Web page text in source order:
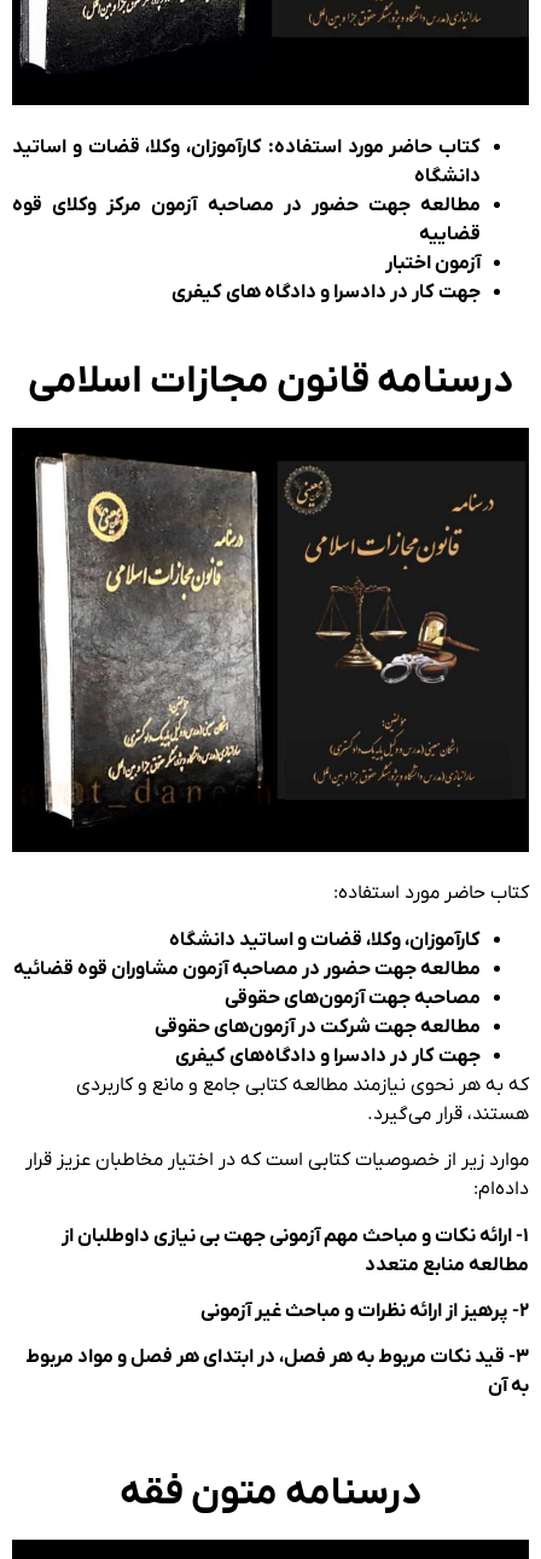
کتاب حاضر مورد استفاده:کارآموزان، وکلا، قضات و اساتید
دانشگاه
مطالعه جهت حضور در مصاحبه آزمون مرکز وکلای قوه
قضاییه
آزمون اختبار
جهت کار در دادسرا و دادگاه های کیفری
قانون مجازات اسلامی
حاضر مورد استفاده:
کارآموزان، وکلا، قضات و اساتید دانشگاه
مطالعه جهت حضور در مصاحبه آزمون مشاوران قوه قضائیه
مصاحبه جهت آزمون‌های حقوقی
مطالعه جهت شرکت در آزمون‌های حقوقی
جهت کار در دادسرا و دادگاه‌های کیفری
هر نحوی نیازمند مطالعه کتابی جامع و مانع و کاربردی
قرار می‌گیرد.
زیر از خصوصیات کتابی است که در اختیار مخاطبان عزیز قرار
نکات و مباحث مهم آزمونی جهت بی نیازی داوطلبان از
منابع متعدد
قید نکات مربوط به هر فصل، در ابتدای هر فصل و مواد مربوط
درسنامه متون فقه